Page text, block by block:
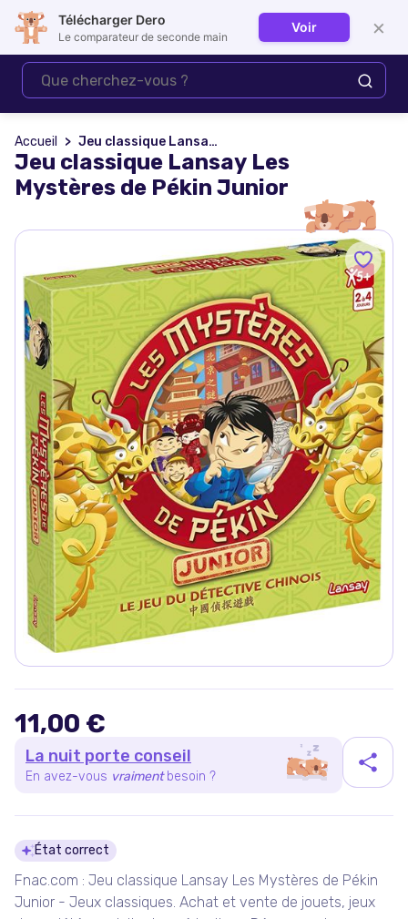
Se connecter
Accueil Jeu classique Lansay Les Mystères de Pékin Junior
Jeu classique Lansay Les
Mystères de Pékin Junior
11,00 €
La nuit porte conseil
En avez-vous vraiment besoin ?
Détails du produit
État correct
Fnac.com : Jeu classique Lansay Les Mystères de Pékin
Junior - Jeux classiques. Achat et vente de jouets, jeux
Télécharger Dero
Le comparateur de seconde main
Voir ×